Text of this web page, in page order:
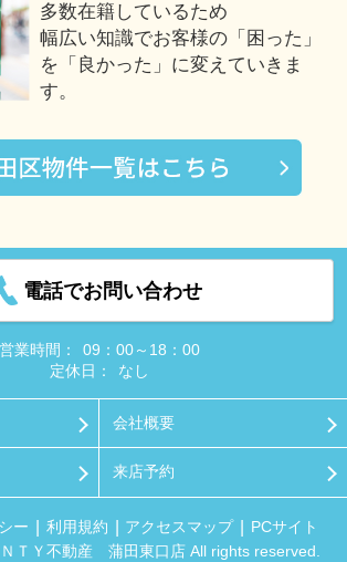
多数在籍しているため
幅広い知識でお客様の「困った」
を「良かった」に変えていきま
す。
電話でお問い合わせ
営業時間：
09：00～18：00
定休日：
なし
会社概要
来店予約
ー 利用規約 アクセスマップ
PCサイト
ＴＹ不動産 蒲田東口店 All rights reserved.